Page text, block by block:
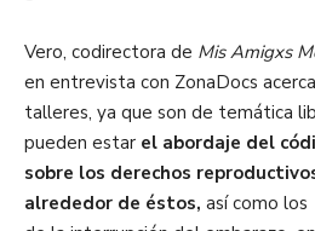
Vero, codirectora de Mis Amigxs
en entrevista con ZonaDocs
talleres, ya que son de temática
pueden estar el abordaje del
sobre los derechos
alrededor de éstos, así como